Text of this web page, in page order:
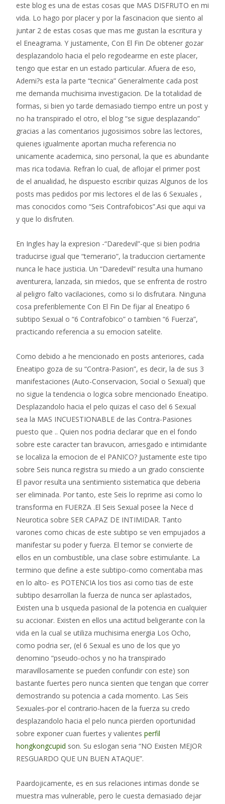
este blog es una de estas cosas que MAS DISFRUTO en mi
vida. Lo hago por placer y por la fascinacion que siento al
juntar 2 de estas cosas que mas me gustan la escritura y
el Eneagrama. Y justamente, Con El Fin De obtener gozar
desplazandolo hacia el pelo regodearme en este placer,
tengo que estar en un estado particular. Afuera de eso,
Ademi?s esta la parte “tecnica” Generalmente cada post
me demanda muchisima investigacion. De la totalidad de
formas, si bien yo tarde demasiado tiempo entre un post y
no ha transpirado el otro, el blog “se sigue desplazando”
gracias a las comentarios jugosisimos sobre las lectores,
quienes igualmente aportan mucha referencia no
unicamente academica, sino personal, la que es abundante
mas rica todavia. Refran lo cual, de aflojar el primer post
de el anualidad, he dispuesto escribir quizas Algunos de los
posts mas pedidos por mis lectores el de las 6 Sexuales ,
mas conocidos como “Seis Contrafobicos”.Asi que aqui va
y que lo disfruten.
En Ingles hay la expresion -“Daredevil”-que si bien podria
traducirse igual que “temerario”, la traduccion ciertamente
nunca le hace justicia. Un “Daredevil” resulta una humano
aventurera, lanzada, sin miedos, que se enfrenta de rostro
al peligro falto vacilaciones, como si lo disfrutara. Ninguna
cosa preferiblemente Con El Fin De fijar al Eneatipo 6
subtipo Sexual o “6 Contrafobico” o tambien “6 Fuerza”,
practicando referencia a su emocion satelite.
Como debido a he mencionado en posts anteriores, cada
Eneatipo goza de su “Contra-Pasion”, es decir, la de sus 3
manifestaciones (Auto-Conservacion, Social o Sexual) que
no sigue la tendencia o logica sobre mencionado Eneatipo.
Desplazandolo hacia el pelo quizas el caso del 6 Sexual
sea la MAS INCUESTIONABLE de las Contra-Pasiones
puesto que .. Quien nos podria declarar que en el fondo
sobre este caracter tan bravucon, arriesgado e intimidante
se localiza la emocion de el PANICO? Justamente este tipo
sobre Seis nunca registra su miedo a un grado consciente
El pavor resulta una sentimiento sistematica que deberia
ser eliminada. Por tanto, este Seis lo reprime asi­ como lo
transforma en FUERZA .El Seis Sexual posee la Nece d
Neurotica sobre SER CAPAZ DE INTIMIDAR. Tanto
varones como chicas de este subtipo se ven empujados a
manifestar su poder y fuerza. El temor se convierte de
ellos en un combustible, una clase sobre estimulante. La
termino que define a este subtipo-como comentaba mas
en lo alto- es POTENCIA los tios asi­ como tias de este
subtipo desarrollan la fuerza de nunca ser aplastados,
Existen una b usqueda pasional de la potencia en cualquier
su accionar. Existen en ellos una actitud beligerante con la
vida en la cual se utiliza muchisima energia Los Ocho,
como podri­a ser, (el 6 Sexual es uno de los que yo
denomino “pseudo-ochos y no ha transpirado
maravillosamente se pueden confundir con este) son
bastante fuertes pero nunca sienten que tengan que correr
demostrando su potencia a cada momento. Las Seis
Sexuales-por el contrario-hacen de la fuerza su credo
desplazandolo hacia el pelo nunca pierden oportunidad
sobre exponer cuan fuertes y valientes perfil
hongkongcupid son. Su eslogan seria “NO Existen MEJOR
RESGUARDO QUE UN BUEN ATAQUE”.
Paardojicamente, es en sus relaciones intimas donde se
muestra mas vulnerable, pero le cuesta demasiado dejar